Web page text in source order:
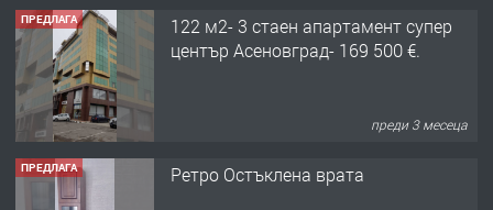
ПРЕДЛАГА
122 м2- 3 стаен апартамент супер
център Асеновград- 169 500 €.
преди 3 месеца
ПРЕДЛАГА Ретро Остъклена врата